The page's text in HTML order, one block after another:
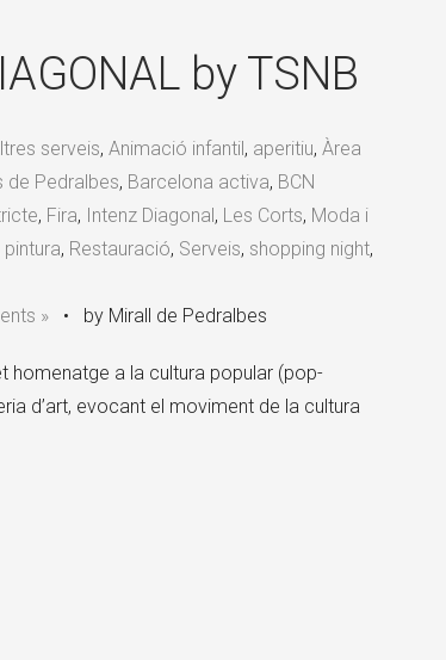
by TSNB
serveis, Animació infantil, aperitiu, Àrea
de Pedralbes, Barcelona activa, BCN
, Fira, Intenz Diagonal, Les Corts, Moda i
pintura, Restauració, Serveis, shopping night,
»• by Mirall de Pedralbes
homenatge a la cultura popular (pop-
d’art, evocant el moviment de la cultura